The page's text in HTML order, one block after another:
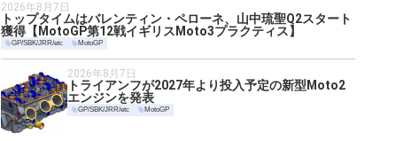
2026年8月7日
トップタイムはバレンティン・ペローネ、山中琉聖Q2スタート
獲得【MotoGP第12戦イギリスMoto3プラクティス】
GP/SBK/JRR/etc MotoGP
2026年8月7日
トライアンフが2027年より投入予定の新型Moto2
エンジンを発表
GP/SBK/JRR/etc MotoGP